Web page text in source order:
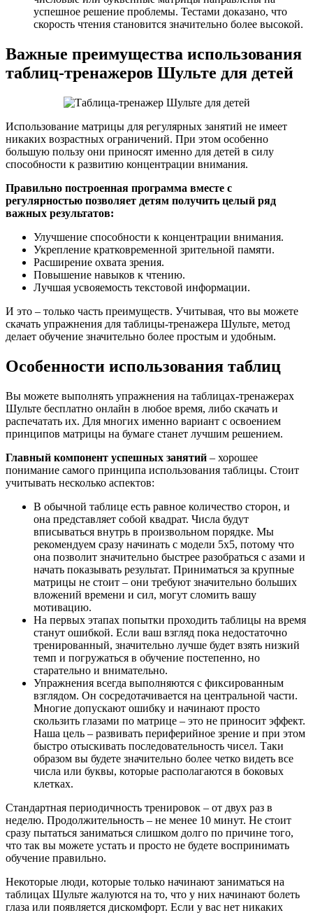
успешное решение проблемы. Тестами доказано, что
скорость чтения становится значительно более высокой.
Важные преимущества использования
таблиц-тренажеров Шульте для детей
Использование матрицы для регулярных занятий не имеет
никаких возрастных ограничений. При этом особенно
большую пользу они приносят именно для детей в силу
способности к развитию концентрации внимания.
Правильно построенная программа вместе с
регулярностью позволяет детям получить целый ряд
важных результатов:
Улучшение способности к концентрации внимания.
Укрепление кратковременной зрительной памяти.
Расширение охвата зрения.
Повышение навыков к чтению.
Лучшая усвояемость текстовой информации.
И это – только часть преимуществ. Учитывая, что вы можете
скачать упражнения для таблицы-тренажера Шульте, метод
делает обучение значительно более простым и удобным.
Особенности использования таблиц
Вы можете выполнять упражнения на таблицах-тренажерах
Шульте бесплатно онлайн в любое время, либо скачать и
распечатать их. Для многих именно вариант с освоением
принципов матрицы на бумаге станет лучшим решением.
Главный компонент успешных занятий – хорошее
понимание самого принципа использования таблицы. Стоит
учитывать несколько аспектов:
В обычной таблице есть равное количество сторон, и
она представляет собой квадрат. Числа будут
вписываться внутрь в произвольном порядке. Мы
рекомендуем сразу начинать с модели 5х5, потому что
она позволит значительно быстрее разобраться с азами и
начать показывать результат. Приниматься за крупные
матрицы не стоит – они требуют значительно больших
вложений времени и сил, могут сломить вашу
мотивацию.
На первых этапах попытки проходить таблицы на время
станут ошибкой. Если ваш взгляд пока недостаточно
тренированный, значительно лучше будет взять низкий
темп и погружаться в обучение постепенно, но
старательно и внимательно.
Упражнения всегда выполняются с фиксированным
взглядом. Он сосредотачивается на центральной части.
Многие допускают ошибку и начинают просто
скользить глазами по матрице – это не приносит эффект.
Наша цель – развивать периферийное зрение и при этом
быстро отыскивать последовательность чисел. Таки
образом вы будете значительно более четко видеть все
числа или буквы, которые располагаются в боковых
клетках.
Стандартная периодичность тренировок – от двух раз в
неделю. Продолжительность – не менее 10 минут. Не стоит
сразу пытаться заниматься слишком долго по причине того,
что так вы можете устать и просто не будете воспринимать
обучение правильно.
Некоторые люди, которые только начинают заниматься на
таблицах Шульте жалуются на то, что у них начинают болеть
глаза или появляется дискомфорт. Если у вас нет никаких